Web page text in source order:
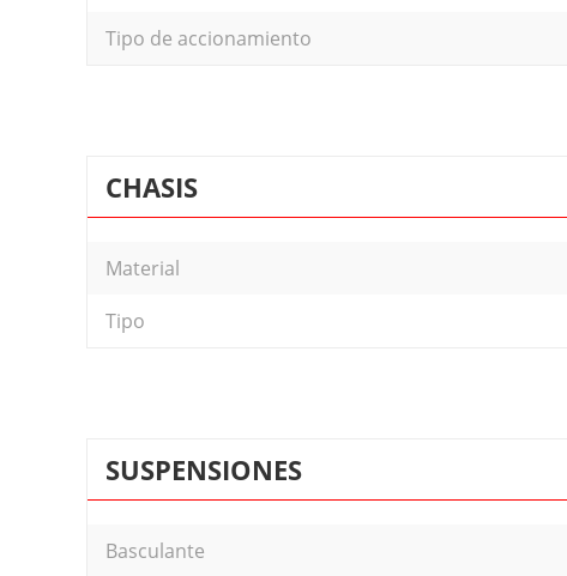
Tipo de accionamiento
CHASIS
Material
Tipo
SUSPENSIONES
Basculante